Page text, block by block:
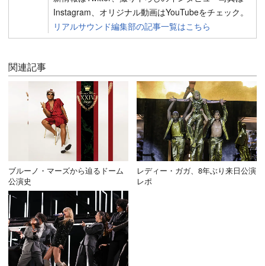
Instagram、オリジナル動画はYouTubeをチェック。
リアルサウンド編集部の記事一覧はこちら
関連記事
ブルーノ・マーズから辿るドーム
公演史
レディー・ガガ、8年ぶり来日公演
レポ